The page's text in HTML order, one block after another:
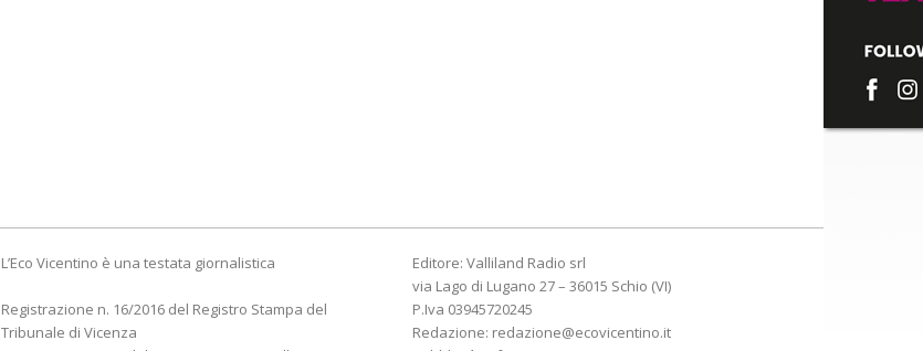
L’Eco Vicentino è una testata giornalistica
Registrazione n. 16/2016 del Registro Stampa del
Tribunale di Vicenza
Editore: Valliland Radio srl
via Lago di Lugano 27 – 36015 Schio (VI)
P.Iva 03945720245
Redazione: redazione@ecovicentino.it